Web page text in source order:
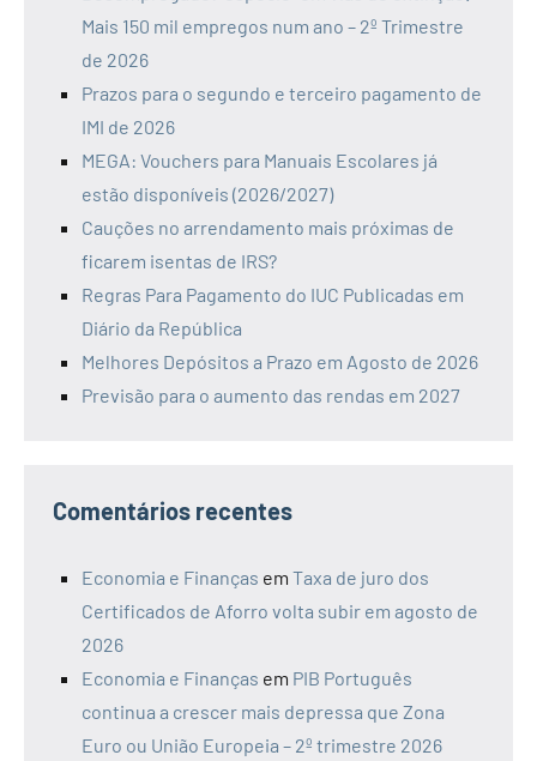
Mais 150 mil empregos num ano – 2º Trimestre
de 2026
Prazos para o segundo e terceiro pagamento de
IMI de 2026
MEGA: Vouchers para Manuais Escolares já
estão disponíveis (2026/2027)
Cauções no arrendamento mais próximas de
ficarem isentas de IRS?
Regras Para Pagamento do IUC Publicadas em
Diário da República
Melhores Depósitos a Prazo em Agosto de 2026
Previsão para o aumento das rendas em 2027
Comentários recentes
Economia e Finanças em Taxa de juro dos
Certificados de Aforro volta subir em agosto de
2026
Economia e Finanças em PIB Português
continua a crescer mais depressa que Zona
Euro ou União Europeia – 2º trimestre 2026